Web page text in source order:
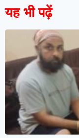
यह भी पढ़ें